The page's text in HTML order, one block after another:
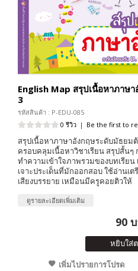
English Map สรุปเนื้อหาภาษ
3
รหัสสินค้า : P-EDU-085
0 รีวิว | Be the first to
สรุปเนื้อหาภาษาอังกฤษระดับมัธยม
ครอบคลุมเนื้อหาวิชาเรียน สรุปสั้นๆ
ทำความเข้าใจภาพรวมของบทเรีย
เจาะประเด็นที่มักออกสอบ ใช้อ่านเ
เสียงบรรยาย เหมือนมีครูคอยติวให้
ดูรายละเอียดเพิ่มเติม
90
หยิบใส่
เพิ่มไปรายการโปรด